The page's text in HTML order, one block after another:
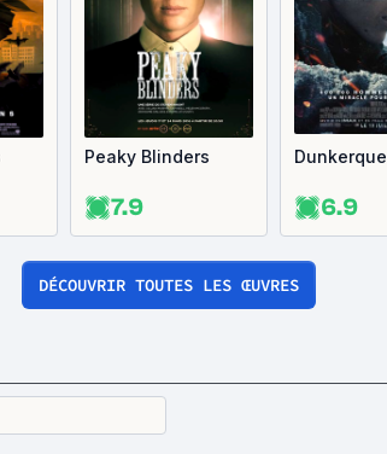
Peaky Blinders
7.9
Dunkerque
6.9
DÉCOUVRIR TOUTES LES ŒUVRES